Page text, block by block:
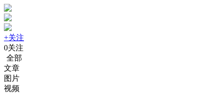
+关注
0关注
全部
文章
图片
视频